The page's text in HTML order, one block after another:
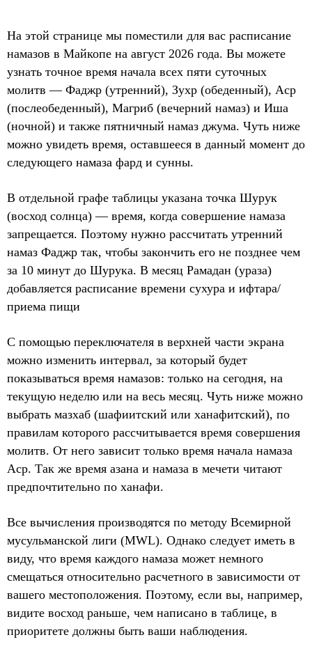
На этой странице мы поместили для вас расписание
намазов в Майкопе на август 2026 года. Вы можете
узнать точное время начала всех пяти суточных
молитв — Фаджр (утренний), Зухр (обеденный), Аср
(послеобеденный), Магриб (вечерний намаз) и Иша
(ночной) и также пятничный намаз джума. Чуть ниже
можно увидеть время, оставшееся в данный момент до
следующего намаза фард и сунны.
В отдельной графе таблицы указана точка Шурук
(восход солнца) — время, когда совершение намаза
запрещается. Поэтому нужно рассчитать утренний
намаз Фаджр так, чтобы закончить его не позднее чем
за 10 минут до Шурука. В месяц Рамадан (ураза)
добавляется расписание времени сухура и ифтара/
приема пищи
С помощью переключателя в верхней части экрана
можно изменить интервал, за который будет
показываться время намазов: только на сегодня, на
текущую неделю или на весь месяц. Чуть ниже можно
выбрать мазхаб (шафиитский или ханафитский), по
правилам которого рассчитывается время совершения
молитв. От него зависит только время начала намаза
Аср. Так же время азана и намаза в мечети читают
предпочтительно по ханафи.
Все вычисления производятся по методу Всемирной
мусульманской лиги (MWL). Однако следует иметь в
виду, что время каждого намаза может немного
смещаться относительно расчетного в зависимости от
вашего местоположения. Поэтому, если вы, например,
видите восход раньше, чем написано в таблице, в
приоритете должны быть ваши наблюдения.